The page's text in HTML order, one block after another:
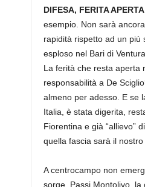
DIFESA, FERITA APERTA
esempio. Non sarà
rapidità rispetto ad un più
esploso nel Bari di Ventura.
La ferità che resta aperta
responsabilità a De
almeno per adesso. E se
Italia, è stata digerita,
Fiorentina e già “allievo”
quella fascia sarà il nostro
A centrocampo non
sorge. Passi Montolivo,